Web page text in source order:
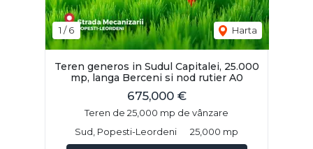
1 /6 Harta
Teren generos in Sudul Capitalei, 25.000
mp, langa Berceni si nod rutier A0
675,000 €
Teren de 25,000 mp de vânzare
Sud, Popesti-Leordeni
25,000 mp